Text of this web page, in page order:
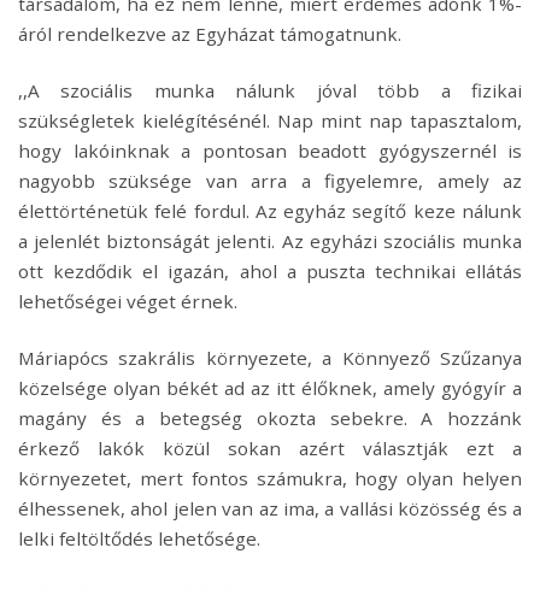
áról rendelkezve az Egyházat támogatnunk.
,,A szociális munka nálunk jóval több a fizikai
szükségletek kielégítésénél. Nap mint nap tapasztalom,
hogy lakóinknak a pontosan beadott gyógyszernél is
nagyobb szüksége van arra a figyelemre, amely az
élettörténetük felé fordul. Az egyház segítő keze nálunk
a jelenlét biztonságát jelenti. Az egyházi szociális munka
ott kezdődik el igazán, ahol a puszta technikai ellátás
lehetőségei véget érnek.
Máriapócs szakrális környezete, a Könnyező Szűzanya
közelsége olyan békét ad az itt élőknek, amely gyógyír a
magány és a betegség okozta sebekre. A hozzánk
érkező lakók közül sokan azért választják ezt a
környezetet, mert fontos számukra, hogy olyan helyen
élhessenek, ahol jelen van az ima, a vallási közösség és a
lelki feltöltődés lehetősége.